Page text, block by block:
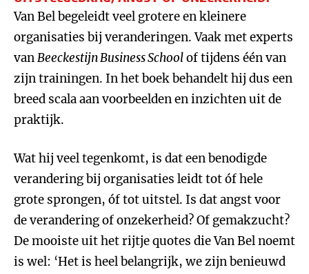
Van Bel begeleidt veel grotere en kleinere
organisaties bij veranderingen. Vaak met experts
vanBeeckestijn Business Schoolof tijdens één van
zijn trainingen. In het boek behandelt hij dus een
breed scala aan voorbeelden en inzichten uit de
praktijk.
Wat hij veel tegenkomt, is dat een benodigde
verandering bij organisaties leidt tot óf hele
grote sprongen, óf tot uitstel. Is dat angst voor
de verandering of onzekerheid? Of gemakzucht?
De mooiste uit het rijtje quotes die Van Bel noemt
is wel: ‘Het is heel belangrijk, we zijn benieuwd